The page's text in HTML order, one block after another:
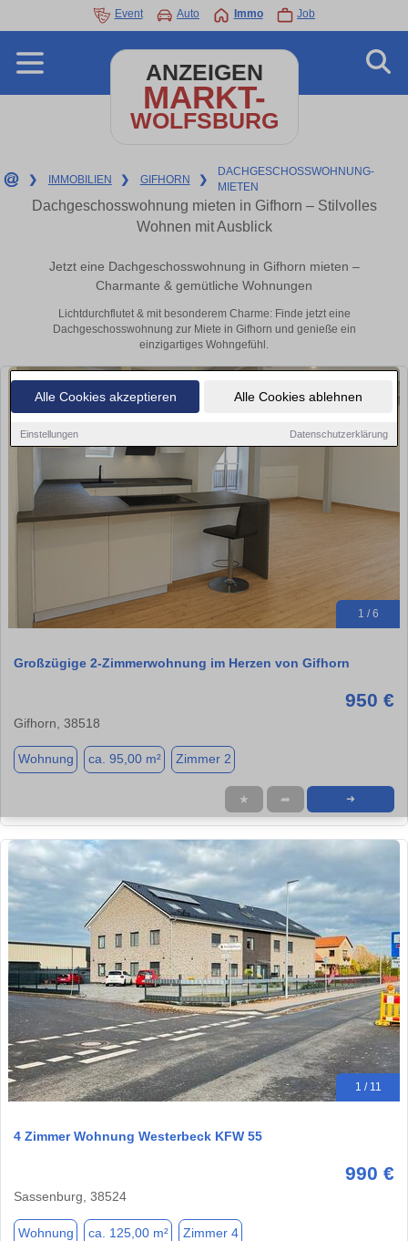
Alle Cookies akzeptieren Alle Cookies ablehnen
Einstellungen Datenschutzerklärung
Event Auto Immo Job
ANZEIGEN
MARKT-
WOLFSBURG
❯ IMMOBILIEN ❯ GIFHORN ❯
DACHGESCHOSSWOHNUNG-
MIETEN
Dachgeschosswohnung mieten in Gifhorn – Stilvolles
Wohnen mit Ausblick
Jetzt eine Dachgeschosswohnung in Gifhorn mieten –
Charmante & gemütliche Wohnungen
Lichtdurchflutet & mit besonderem Charme: Finde jetzt eine
Dachgeschosswohnung zur Miete in Gifhorn und genieße ein
einzigartiges Wohngefühl.
1 / 6
Großzügige 2-Zimmerwohnung im Herzen von Gifhorn
950 €
Gifhorn, 38518
Wohnung ca. 95,00 m² Zimmer 2
★ ➦ ➜
1 / 11
4 Zimmer Wohnung Westerbeck KFW 55
990 €
Sassenburg, 38524
Wohnung ca. 125,00 m² Zimmer 4